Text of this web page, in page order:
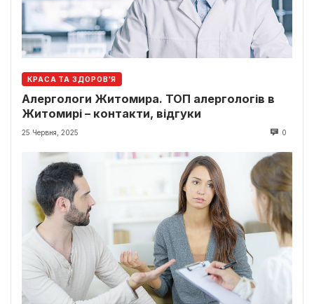
КРАСА ТА ЗДОРОВ'Я
Алергологи Житомира. ТОП алергологів в
Житомирі – контакти, відгуки
25 Червня, 2025 0